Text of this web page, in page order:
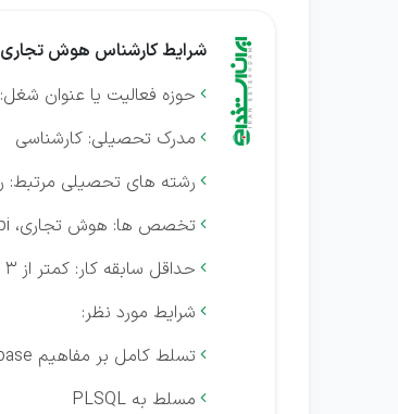
شرایط کارشناس هوش تجاری
 حوزه فعالیت یا عنوان
 مدرک تحصیلی: کارشناسی
 رشته های تحصیلی مرتبط:
 تخصص ها: هوش تجاری، plsql، bi
 حداقل سابقه کار: کمتر از 3 سال
 شرایط مورد نظر:
 تسلط کامل بر مفاهیم Oracle Database
 مسلط به PLSQL